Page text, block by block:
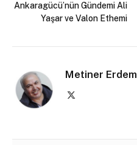
Ankaragücü’nün Gündemi Ali
Yaşar ve Valon Ethemi
Metiner Erdem